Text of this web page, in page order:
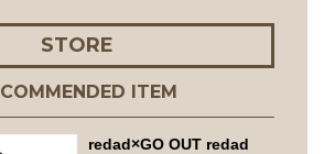
STORE
ITEM
redad×GO OUT redad